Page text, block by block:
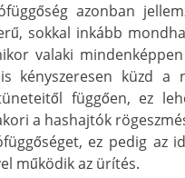
azonban
sokkal inkább
valaki
kényszeresen küzd a
függően, ez
a hashajtók
ez pedig az
működik az ürítés.